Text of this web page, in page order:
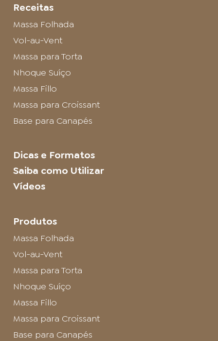
Receitas
Massa Folhada
Vol-au-Vent
Massa para Torta
Nhoque Suíço
Massa Fillo
Massa para Croissant
Base para Canapés
Dicas e Formatos
Saiba como Utilizar
Vídeos
Produtos
Massa Folhada
Vol-au-Vent
Massa para Torta
Nhoque Suíço
Massa Fillo
Massa para Croissant
Base para Canapés